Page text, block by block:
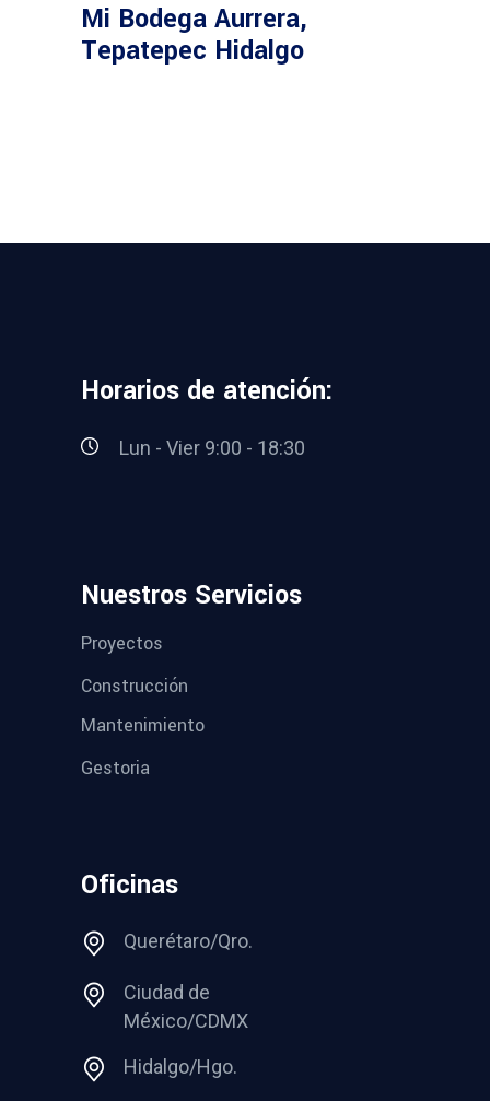
Mi Bodega Aurrera,
Tepatepec Hidalgo
Horarios de atención:
Lun - Vier 9:00 - 18:30
Nuestros Servicios
Proyectos
Construcción
Mantenimiento
Gestoria
Oficinas
Querétaro/Qro.
Ciudad de
México/CDMX
Hidalgo/Hgo.